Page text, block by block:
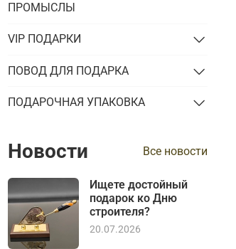
ПРОМЫСЛЫ
VIP ПОДАРКИ
ПОВОД ДЛЯ ПОДАРКА
ПОДАРОЧНАЯ УПАКОВКА
Новости Все новости
Ищете достойный
подарок ко Дню
строителя?
20.07.2026